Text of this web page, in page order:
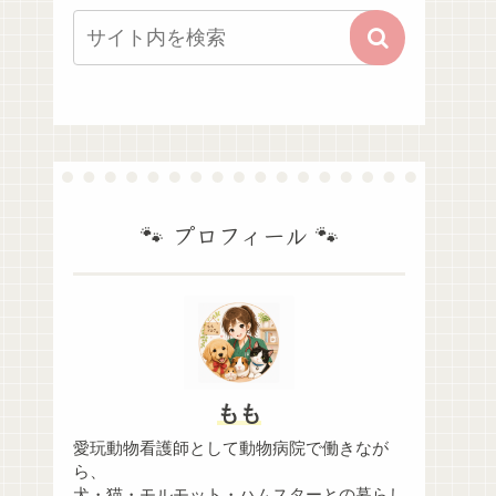
🐾 プロフィール 🐾
もも
愛玩動物看護師として動物病院で働きなが
ら、